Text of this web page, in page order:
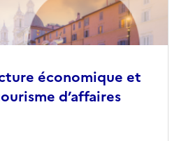
économique et
d’affaires